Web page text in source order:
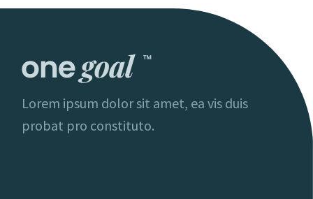
Lorem ipsum dolor sit amet, ea vis duis
probat pro constituto.